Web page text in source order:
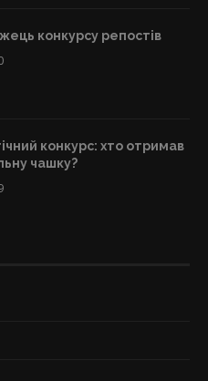
конкурсу репостів
конкурс: хто отримав
чашку?